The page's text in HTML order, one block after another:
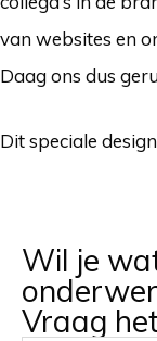
van websites en
Daag ons dus
Dit speciale
Wil je
Vraag